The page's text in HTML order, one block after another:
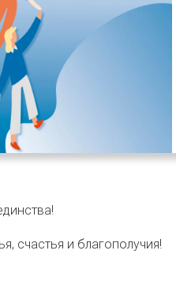
счастья и благополучия!